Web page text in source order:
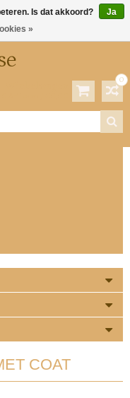
0
COAT
Is dat akkoord?
Ja
»